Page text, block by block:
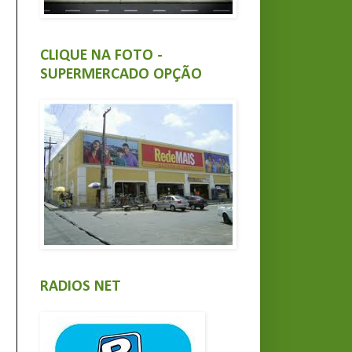
CLIQUE NA FOTO -
SUPERMERCADO OPÇÃO
RADIOS NET